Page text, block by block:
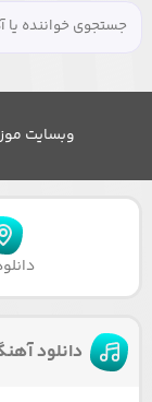
وبسایت
دانلود